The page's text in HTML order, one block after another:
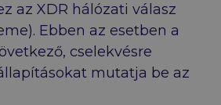
az XDR hálózati válasz
Ebben az esetben a
cselekvésre
mutatja be az